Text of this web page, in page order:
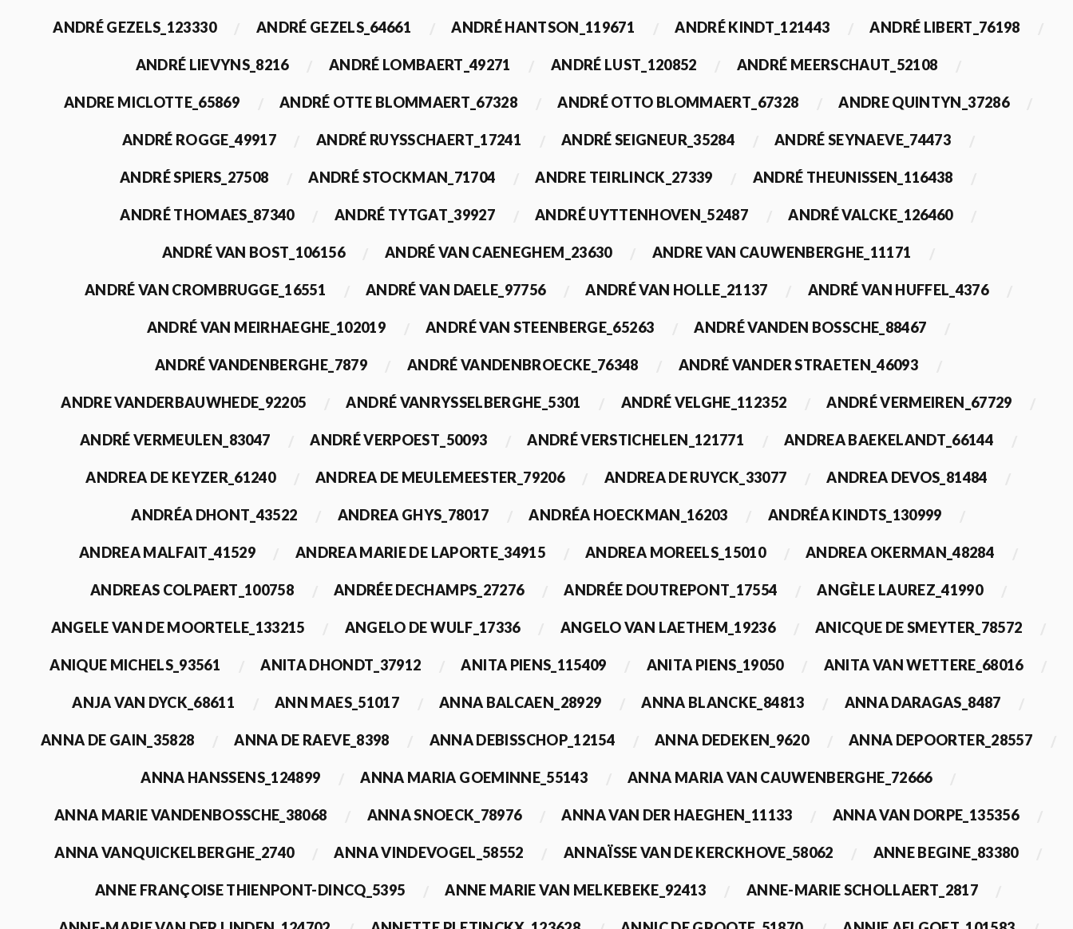
ANDRÉ GEZELS_123330 ANDRÉ GEZELS_64661 ANDRÉ HANTSON_119671 ANDRÉ KINDT_121443 ANDRÉ LIBERT_76198
ANDRÉ LIEVYNS_8216 ANDRÉ LOMBAERT_49271 ANDRÉ LUST_120852 ANDRÉ MEERSCHAUT_52108
ANDRE MICLOTTE_65869 ANDRÉ OTTE BLOMMAERT_67328 ANDRÉ OTTO BLOMMAERT_67328 ANDRE QUINTYN_37286
ANDRÉ ROGGE_49917 ANDRÉ RUYSSCHAERT_17241 ANDRÉ SEIGNEUR_35284 ANDRÉ SEYNAEVE_74473
ANDRÉ SPIERS_27508 ANDRÉ STOCKMAN_71704 ANDRE TEIRLINCK_27339 ANDRÉ THEUNISSEN_116438
ANDRÉ THOMAES_87340 ANDRÉ TYTGAT_39927 ANDRÉ UYTTENHOVEN_52487 ANDRÉ VALCKE_126460
ANDRÉ VAN BOST_106156 ANDRÉ VAN CAENEGHEM_23630 ANDRE VAN CAUWENBERGHE_11171
ANDRÉ VAN CROMBRUGGE_16551 ANDRÉ VAN DAELE_97756 ANDRÉ VAN HOLLE_21137 ANDRÉ VAN HUFFEL_4376
ANDRÉ VAN MEIRHAEGHE_102019 ANDRÉ VAN STEENBERGE_65263 ANDRÉ VANDEN BOSSCHE_88467
ANDRÉ VANDENBERGHE_7879 ANDRÉ VANDENBROECKE_76348 ANDRÉ VANDER STRAETEN_46093
ANDRE VANDERBAUWHEDE_92205 ANDRÉ VANRYSSELBERGHE_5301 ANDRÉ VELGHE_112352 ANDRÉ VERMEIREN_67729
ANDRÉ VERMEULEN_83047 ANDRÉ VERPOEST_50093 ANDRÉ VERSTICHELEN_121771 ANDREA BAEKELANDT_66144
ANDREA DE KEYZER_61240 ANDREA DE MEULEMEESTER_79206 ANDREA DE RUYCK_33077 ANDREA DEVOS_81484
ANDRÉA DHONT_43522 ANDREA GHYS_78017 ANDRÉA HOECKMAN_16203 ANDRÉA KINDTS_130999
ANDREA MALFAIT_41529 ANDREA MARIE DE LAPORTE_34915 ANDREA MOREELS_15010 ANDREA OKERMAN_48284
ANDREAS COLPAERT_100758 ANDRÉE DECHAMPS_27276 ANDRÉE DOUTREPONT_17554 ANGÈLE LAUREZ_41990
ANGELE VAN DE MOORTELE_133215 ANGELO DE WULF_17336 ANGELO VAN LAETHEM_19236 ANICQUE DE SMEYTER_78572
ANIQUE MICHELS_93561 ANITA DHONDT_37912 ANITA PIENS_115409 ANITA PIENS_19050 ANITA VAN WETTERE_68016
ANJA VAN DYCK_68611 ANN MAES_51017 ANNA BALCAEN_28929 ANNA BLANCKE_84813 ANNA DARAGAS_8487
ANNA DE GAIN_35828 ANNA DE RAEVE_8398 ANNA DEBISSCHOP_12154 ANNA DEDEKEN_9620 ANNA DEPOORTER_28557
ANNA HANSSENS_124899 ANNA MARIA GOEMINNE_55143 ANNA MARIA VAN CAUWENBERGHE_72666
ANNA MARIE VANDENBOSSCHE_38068 ANNA SNOECK_78976 ANNA VAN DER HAEGHEN_11133 ANNA VAN DORPE_135356
ANNA VANQUICKELBERGHE_2740 ANNA VINDEVOGEL_58552 ANNAÏSSE VAN DE KERCKHOVE_58062 ANNE BEGINE_83380
ANNE FRANÇOISE THIENPONT-DINCQ_5395 ANNE MARIE VAN MELKEBEKE_92413 ANNE-MARIE SCHOLLAERT_2817